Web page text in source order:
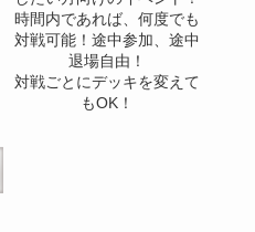
時間内であれば、何度でも
対戦可能！途中参加、途中
退場自由！
対戦ごとにデッキを変えて
もOK！